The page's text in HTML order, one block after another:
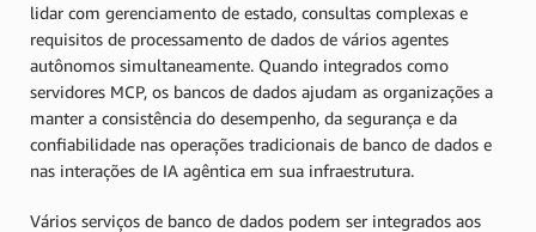
lidar com gerenciamento de estado, consultas complexas e
requisitos de processamento de dados de vários agentes
autônomos simultaneamente. Quando integrados como
servidores MCP, os bancos de dados ajudam as organizações a
manter a consistência do desempenho, da segurança e da
confiabilidade nas operações tradicionais de banco de dados e
nas interações de IA agêntica em sua infraestrutura.
Vários serviços de banco de dados podem ser integrados aos